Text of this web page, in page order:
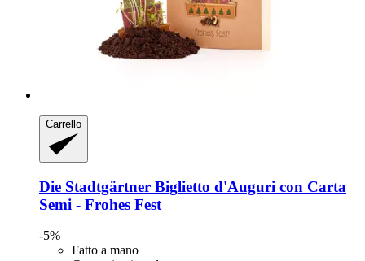
Carrello
Die Stadtgärtner Biglietto d'Auguri con Carta
Semi -​ Frohes Fest
-5%
Fatto a mano